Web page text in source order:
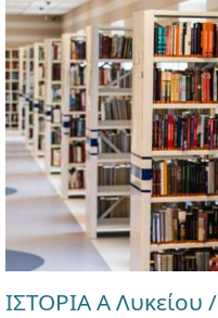
ΙΣΤΟΡΙΑ Α Λυκείου